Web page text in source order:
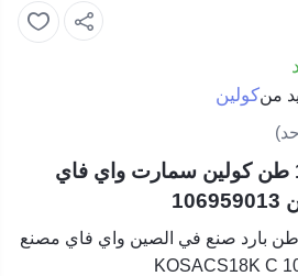
منكولين
مكيف سبلت بارد 1.5 طن كولين سمارت واي فاي
مكيف سبلت كوليين 1.5 طن بارد صنع في الصين واي فاي مصنع